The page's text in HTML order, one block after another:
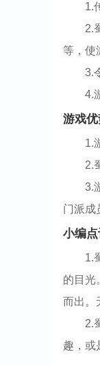
1.
2.
等，使
3.
4.
游戏
1.
2.
3.
门派成
小编
1.
的目光
而出。
2.
趣，或